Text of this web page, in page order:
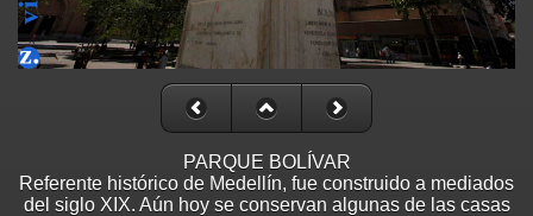
PARQUE BOLÍVAR
Referente histórico de Medellín, fue construido a mediados
del siglo XIX. Aún hoy se conservan algunas de las casas